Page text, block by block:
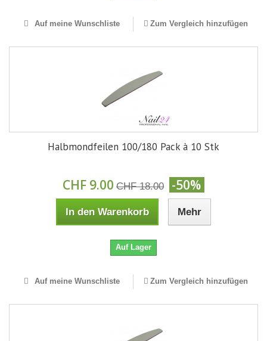
Auf meine Wunschliste Zum Vergleich hinzufügen
Halbmondfeilen 100/180 Pack à 10 Stk
CHF 9.00 CHF 18.00 -50%
In den Warenkorb Mehr
Auf Lager
Auf meine Wunschliste Zum Vergleich hinzufügen